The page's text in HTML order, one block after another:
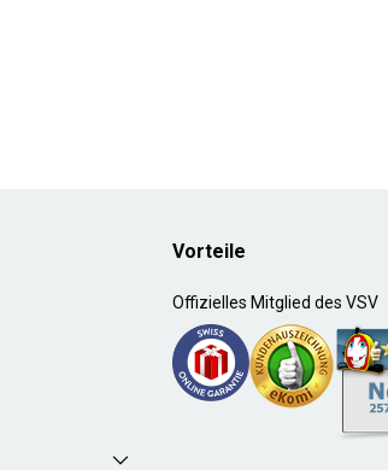
Vorteile
Offizielles Mitglied des VSV